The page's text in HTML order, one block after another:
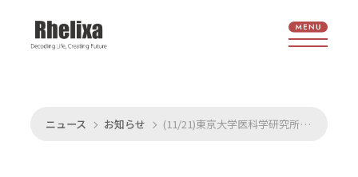
ニュース お知らせ (11/21)東京大学医科学研究所テクニカルセミナーにて講演を行います